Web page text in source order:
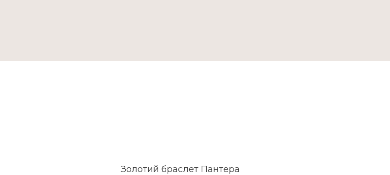
Золотий браслет Пантера